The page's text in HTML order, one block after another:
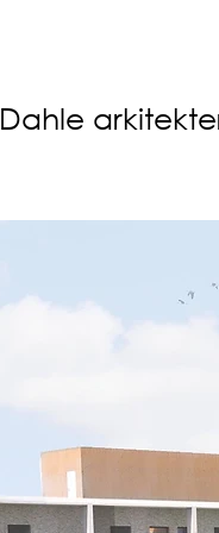
Dahle a